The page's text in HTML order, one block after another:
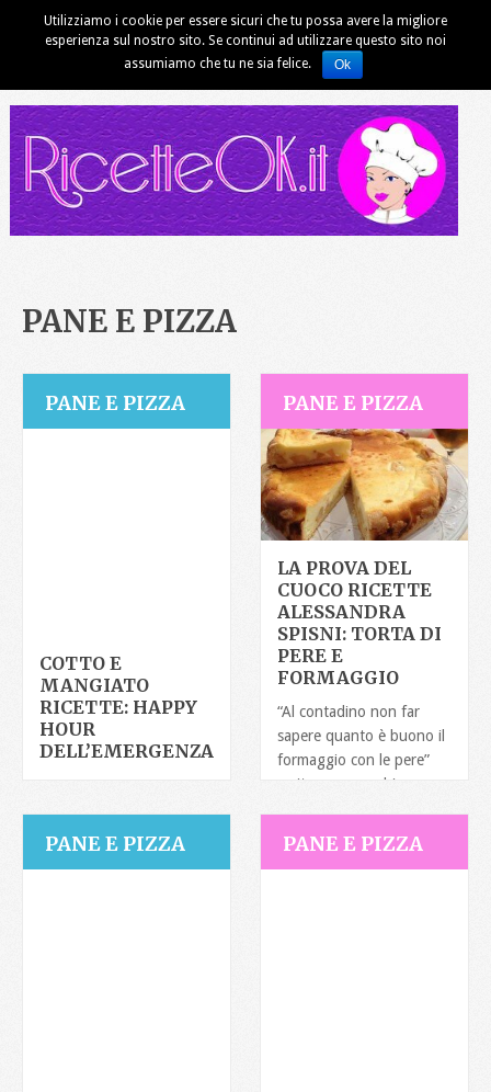
PANE E PIZZA
PANE E PIZZA
COTTO E
MANGIATO
RICETTE: HAPPY
HOUR
DELL’EMERGENZA
presenta la ricetta di una
PANE E PIZZA
LA PROVA DEL
CUOCO RICETTE
ALESSANDRA
SPISNI: TORTA DI
PERE E
FORMAGGIO
“Al contadino non far
sapere quanto è buono il
formaggio con le pere”
recitava un vecchio
PANE E PIZZA PANE E PIZZA
Utilizziamo i cookie per essere sicuri che tu possa avere la migliore
esperienza sul nostro sito. Se continui ad utilizzare questo sito noi
assumiamo che tu ne sia felice.
Ok